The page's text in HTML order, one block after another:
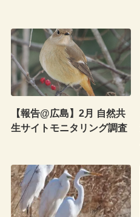
【報告@広島】2月 自然共
生サイトモニタリング調査